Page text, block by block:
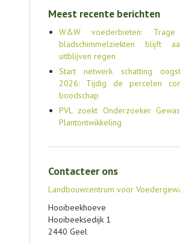
Meest recente berichten
W&W voederbieten:
bladschimmelziekten blijft
uitblijven regen
Start netwerk schatting
2026: Tijdig de percelen
boodschap
PVL zoekt Onderzoeker
Plantontwikkeling
Contacteer ons
Landbouwcentrum voor
Hooibeekhoeve
Hooibeeksedijk 1
2440 Geel